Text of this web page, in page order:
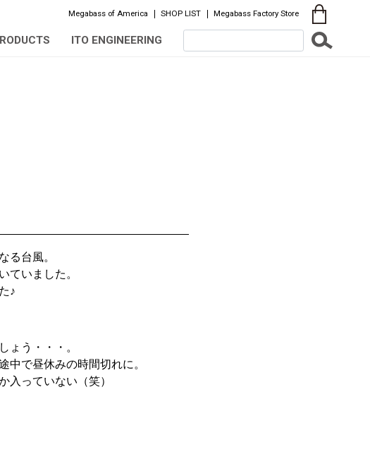
Megabass of America SHOP LIST Megabass Factory Store
ITO ENGINEERING
る台風。
ていました。
♪
ょう・・・。
で昼休みの時間切れに。
入っていない（笑）